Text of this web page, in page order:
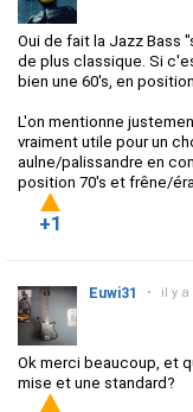
Oui de fait la Jazz Bass
de plus classique. Si
bien une 60's, en
L'on mentionne
vraiment utile pour un
aulne/palissandre en
position 70's et frêne/
+1
Euwi31 • il y a
Ok merci beaucoup, et
mise et une standard?